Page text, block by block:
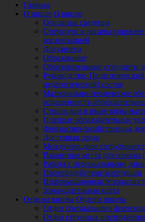
Главная
О школе О школе
Основные сведения
Структура и органы
организацией
Документы
Образование
Образовательные стандарты
Руководство.
педагогический) состав
Материально-техническое
оснащенность
Стипендии и иные виды
Платные образовательные
Финансово-хозяйственная
Доступная среда
Международное
Вакантные места для приема
Работа с персональными
Противодействие коррупции
Информационная
Законодательная карта
Отделы школы Отделы школы
Отдел специального
Отдел струнных